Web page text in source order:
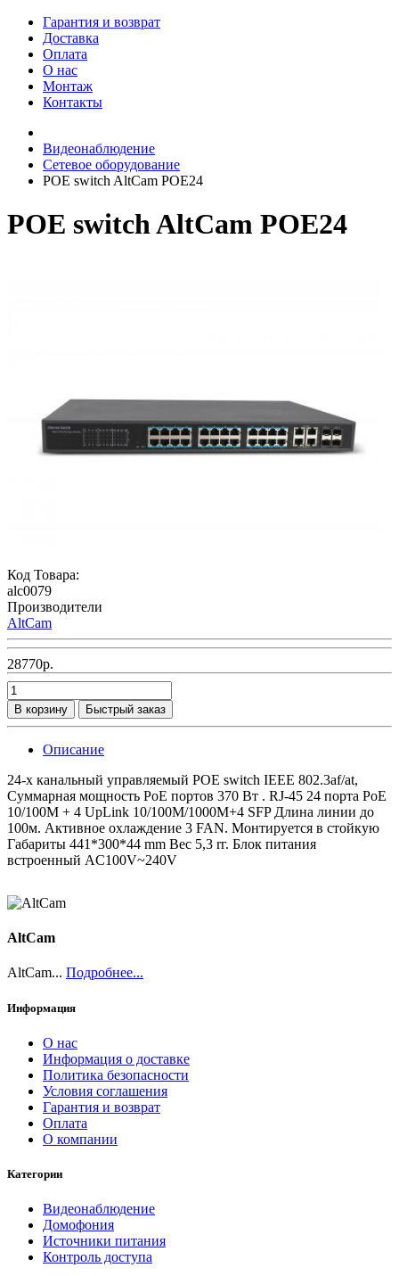
Гарантия и возврат
Доставка
Оплата
О нас
Монтаж
Контакты
Видеонаблюдение
Сетевое оборудование
POE switch AltCam POE24
POE switch AltCam POE24
Код Товара:
alc0079
Производители
AltCam
28770р.
В корзину Быстрый заказ
Описание
24-х канальный управляемый POE switch IEEE 802.3af/at,
Суммарная мощность РоЕ портов 370 Вт . RJ-45 24 порта РоЕ
10/100M + 4 UpLink 10/100M/1000M+4 SFP Длина линии до
100м. Активное охлаждение 3 FAN. Монтируется в стойкую
Габариты 441*300*44 mm Вес 5,3 rг. Блок питания
встроенный AC100V~240V
AltCam
AltCam... Подробнее...
Информация
О нас
Информация о доставке
Политика безопасности
Условия соглашения
Гарантия и возврат
Оплата
О компании
Категории
Видеонаблюдение
Домофония
Источники питания
Контроль доступа